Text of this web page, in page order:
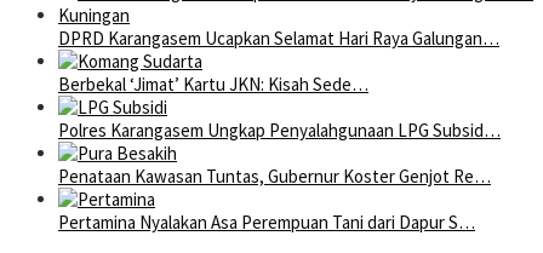
DPRD Karangasem Ucapkan Selamat Hari Raya Galungan…
Berbekal ‘Jimat’ Kartu JKN: Kisah Sede…
Polres Karangasem Ungkap Penyalahgunaan LPG Subsid…
Penataan Kawasan Tuntas, Gubernur Koster Genjot Re…
Pertamina Nyalakan Asa Perempuan Tani dari Dapur S…